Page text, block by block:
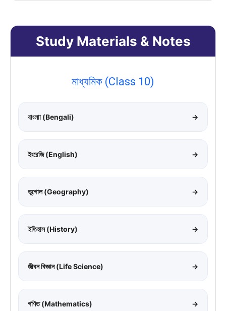
Study Materials & Notes
মাধ্যমিক (Class 10)
বাংলাা (Bengali) →
ইংরেজি (English) →
ভূগোল (Geography) →
ইতিহাস (History) →
জীবন বিজ্ঞান (Life Science) →
গণিত (Mathematics) →